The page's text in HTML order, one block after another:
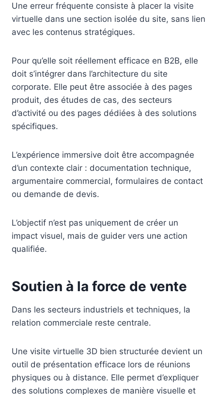
Une erreur fréquente consiste à placer la visite
virtuelle dans une section isolée du site, sans lien
avec les contenus stratégiques.
Pour qu’elle soit réellement efficace en B2B, elle
doit s’intégrer dans l’architecture du site
corporate. Elle peut être associée à des pages
produit, des études de cas, des secteurs
d’activité ou des pages dédiées à des solutions
spécifiques.
L’expérience immersive doit être accompagnée
d’un contexte clair : documentation technique,
argumentaire commercial, formulaires de contact
ou demande de devis.
L’objectif n’est pas uniquement de créer un
impact visuel, mais de guider vers une action
qualifiée.
Soutien à la force de vente
Dans les secteurs industriels et techniques, la
relation commerciale reste centrale.
Une visite virtuelle 3D bien structurée devient un
outil de présentation efficace lors de réunions
physiques ou à distance. Elle permet d’expliquer
des solutions complexes de manière visuelle et